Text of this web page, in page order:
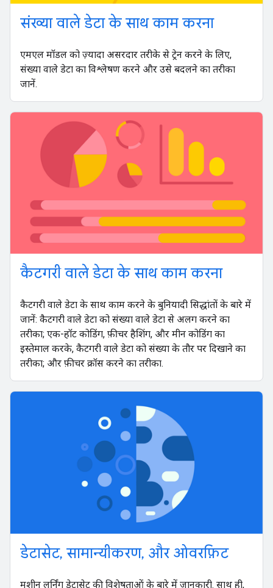
संख्या वाले डेटा के साथ काम करना
एमएल मॉडल को ज़्यादा असरदार तरीके से ट्रेन करने के लिए,
संख्या वाले डेटा का विश्लेषण करने और उसे बदलने का तरीका
जानें.
कैटगरी वाले डेटा के साथ काम करना
कैटगरी वाले डेटा के साथ काम करने के बुनियादी सिद्धांतों के बारे में
जानें: कैटगरी वाले डेटा को संख्या वाले डेटा से अलग करने का
तरीका; एक-हॉट कोडिंग, फ़ीचर हैशिंग, और मीन कोडिंग का
इस्तेमाल करके, कैटगरी वाले डेटा को संख्या के तौर पर दिखाने का
तरीका; और फ़ीचर क्रॉस करने का तरीका.
डेटासेट, सामान्यीकरण, और ओवरफ़िट
मशीन लर्निंग डेटासेट की विशेषताओं के बारे में जानकारी. साथ ही,